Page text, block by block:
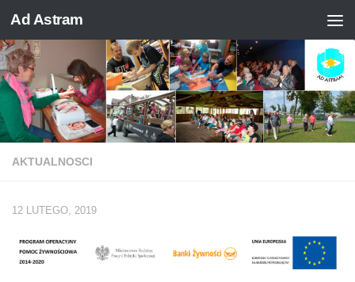
Skip to content
Ad Astram
AKTUALNOSCI
12 LUTEGO, 2019